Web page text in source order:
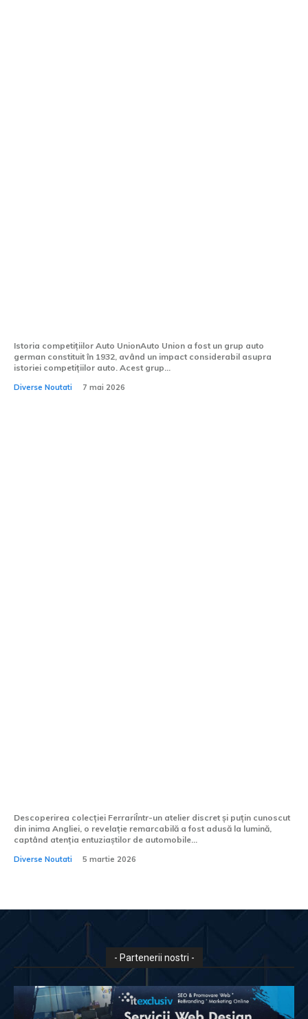
Istoria competițiilor Auto UnionAuto Union a fost un grup auto
german constituit în 1932, având un impact considerabil asupra
istoriei competițiilor auto. Acest grup...
Diverse Noutati 7 mai 2026
Descoperirea colecției FerrariÎntr-un atelier discret și puțin cunoscut
din inima Angliei, o revelație remarcabilă a fost adusă la lumină,
captând atenția entuziaștilor de automobile...
Diverse Noutati 5 martie 2026
- Partenerii nostri -